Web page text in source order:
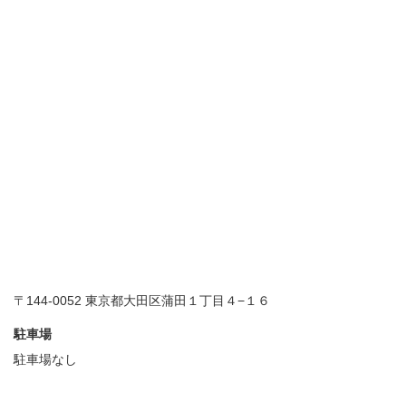
〒144-0052 東京都大田区蒲田１丁目４−１６
駐車場
駐車場なし